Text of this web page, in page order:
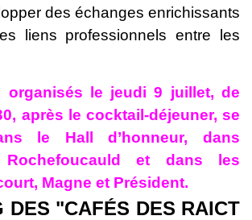
des échanges enrichissants
liens professionnels entre les
organisés le jeudi 9 juillet, de
après le cocktail-déjeuner, se
le Hall d’honneur, dans
Rochefoucauld et dans les
Magne et Président.
DES "CAFÉS DES RAICT